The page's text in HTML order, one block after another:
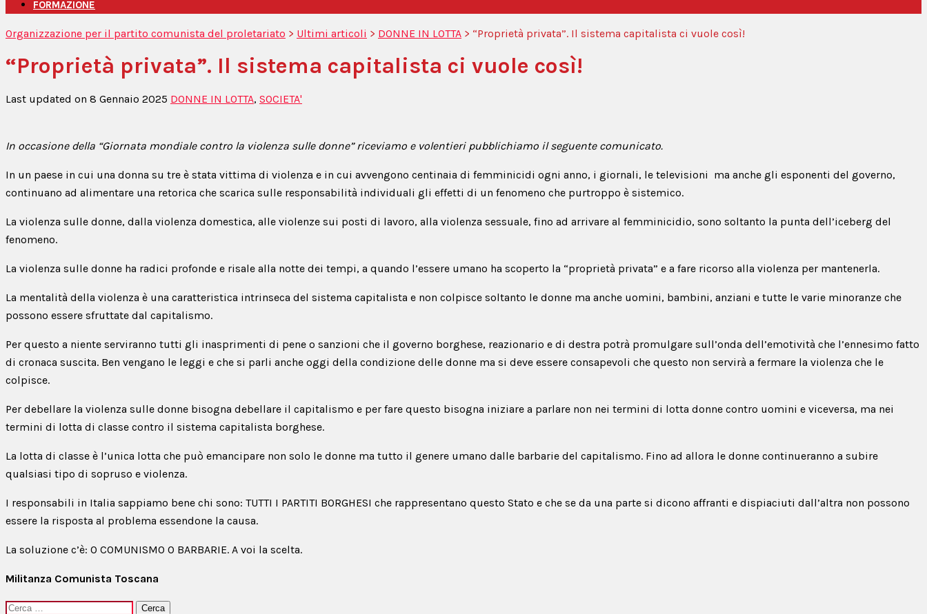
FORMAZIONE
Organizzazione per il partito comunista del proletariato > Ultimi articoli > DONNE IN LOTTA > “Proprietà privata”. Il sistema capitalista ci vuole così!
“Proprietà privata”. Il sistema capitalista ci vuole così!
Last updated on 8 Gennaio 2025 DONNE IN LOTTA, SOCIETA'
In occasione della “Giornata mondiale contro la violenza sulle donne” riceviamo e volentieri pubblichiamo il seguente comunicato.
In un paese in cui una donna su tre è stata vittima di violenza e in cui avvengono centinaia di femminicidi ogni anno, i giornali, le televisioni ma anche gli esponenti del governo,
continuano ad alimentare una retorica che scarica sulle responsabilità individuali gli effetti di un fenomeno che purtroppo è sistemico.
La violenza sulle donne, dalla violenza domestica, alle violenze sui posti di lavoro, alla violenza sessuale, fino ad arrivare al femminicidio, sono soltanto la punta dell’iceberg del
fenomeno.
La violenza sulle donne ha radici profonde e risale alla notte dei tempi, a quando l’essere umano ha scoperto la “proprietà privata” e a fare ricorso alla violenza per mantenerla.
La mentalità della violenza è una caratteristica intrinseca del sistema capitalista e non colpisce soltanto le donne ma anche uomini, bambini, anziani e tutte le varie minoranze che
possono essere sfruttate dal capitalismo.
Per questo a niente serviranno tutti gli inasprimenti di pene o sanzioni che il governo borghese, reazionario e di destra potrà promulgare sull’onda dell’emotività che l’ennesimo fatto
di cronaca suscita. Ben vengano le leggi e che si parli anche oggi della condizione delle donne ma si deve essere consapevoli che questo non servirà a fermare la violenza che le
colpisce.
Per debellare la violenza sulle donne bisogna debellare il capitalismo e per fare questo bisogna iniziare a parlare non nei termini di lotta donne contro uomini e viceversa, ma nei
termini di lotta di classe contro il sistema capitalista borghese.
La lotta di classe è l’unica lotta che può emancipare non solo le donne ma tutto il genere umano dalle barbarie del capitalismo. Fino ad allora le donne continueranno a subire
qualsiasi tipo di sopruso e violenza.
I responsabili in Italia sappiamo bene chi sono: TUTTI I PARTITI BORGHESI che rappresentano questo Stato e che se da una parte si dicono affranti e dispiaciuti dall’altra non possono
essere la risposta al problema essendone la causa.
La soluzione c’è: O COMUNISMO O BARBARIE. A voi la scelta.
Militanza Comunista Toscana
Ricerca